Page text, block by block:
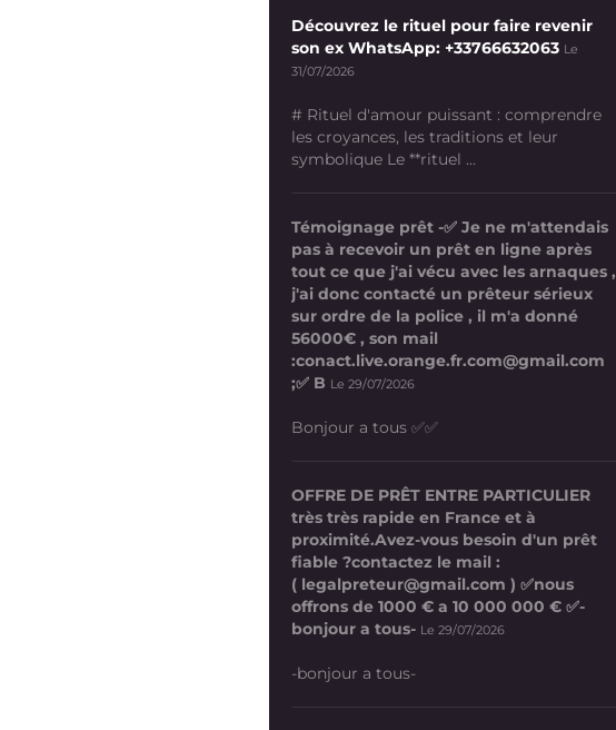
Découvrez le rituel pour faire revenir
son ex WhatsApp: +33766632063 Le
31/07/2026
# Rituel d'amour puissant : comprendre
les croyances, les traditions et leur
symbolique Le **rituel ...
Témoignage prêt -✅ Je ne m'attendais
pas à recevoir un prêt en ligne après
tout ce que j'ai vécu avec les arnaques ,
j'ai donc contacté un prêteur sérieux
sur ordre de la police , il m'a donné
56000€ , son mail
:conact.live.orange.fr.com@gmail.com
;✅ B Le 29/07/2026
Bonjour a tous ✅✅
OFFRE DE PRÊT ENTRE PARTICULIER
très très rapide en France et à
proximité.Avez-vous besoin d'un prêt
fiable ?contactez le mail :
( legalpreteur@gmail.com ) ✅nous
offrons de 1000 € a 10 000 000 € ✅-
bonjour a tous- Le 29/07/2026
-bonjour a tous-